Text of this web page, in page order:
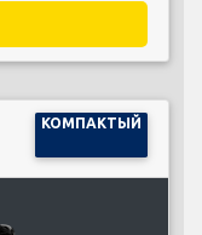
КОМПАКТЫЙ